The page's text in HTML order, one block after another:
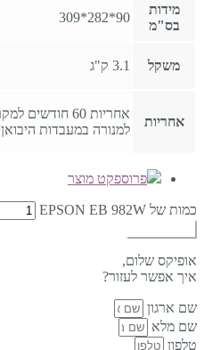
מידות
בס"מ
90*282*309
משקל 3.1 ק"ג
אחריות
למנורה במעבדות היבואן
פרוספקט מוצר
כמות של EPSON EB 982W
אופיקס שלום,
איך אפשר לעזור?
שם ארגון
שם מלא
טלפון